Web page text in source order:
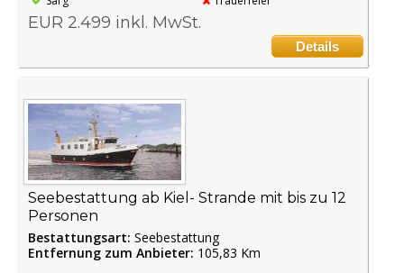
EUR 2.499 inkl. MwSt.
Details
Seebestattung ab Kiel- Strande mit bis zu 12
Personen
Bestattungsart: Seebestattung
Entfernung zum Anbieter: 105,83 Km